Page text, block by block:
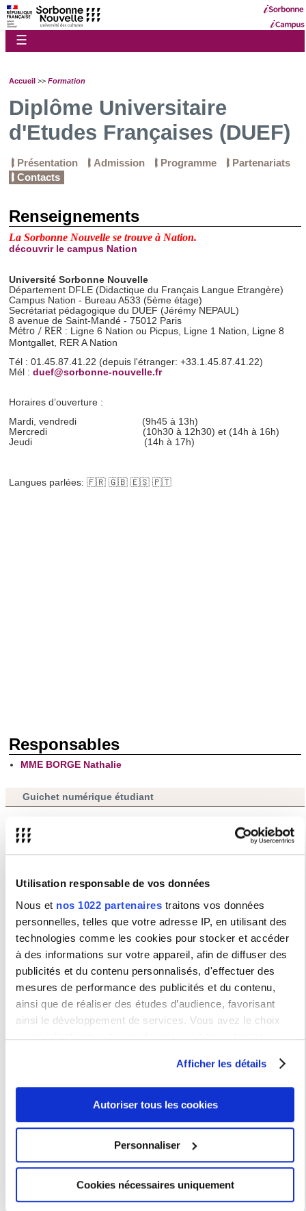
Utilisation responsable de vos données
Nous et nos 1022 partenaires traitons vos données
personnelles, telles que votre adresse IP, en utilisant des
technologies comme les cookies pour stocker et accéder
à des informations sur votre appareil, afin de diffuser des
publicités et du contenu personnalisés, d'effectuer des
mesures de performance des publicités et du contenu,
ainsi que de réaliser des études d’audience, favorisant
ainsi le développement de services. Vous avez le choix
quant à l'utilisation de vos données et à leurs finalités.
moment en consultant la Déclaration relative aux cookies
ou en cliquant sur l'icône de confidentialité.
Si vous le permettez, nous aimerions également :
géographique qui peuvent être précises à plusieurs
mètres près
Identifier votre appareil en l'analysant activement
pour en relever les caractéristiques spécifiques
Afficher les détails
Autoriser tous les cookies
Personnaliser
Cookies nécessaires uniquement
☰
Accueil >> Formation
Diplôme Universitaire
d'Etudes Françaises (DUEF)
Présentation Admission Programme
Partenariats
Contacts
Renseignements
La Sorbonne Nouvelle se trouve à Nation.
découvrir le campus Nation
Université Sorbonne Nouvelle
Département DFLE (Didactique du Français Langue Etrangère)
Campus Nation - Bureau A533 (5ème étage)
Secrétariat pédagogique du DUEF (Jérémy NEPAUL)
8 avenue de Saint-Mandé - 75012 Paris
Métro / RER : Ligne 6 Nation ou Picpus, Ligne 1 Nation, Ligne 8
Montgallet, RER A Nation
Tél : 01.45.87.41.22 (depuis l'étranger: +33.1.45.87.41.22)
Mél : duef@sorbonne-nouvelle.fr
Horaires d’ouverture :
Mardi, vendredi
(9h45 à 13h)
Mercredi (10h30 à 12h30) et (14h à 16h)
Jeudi (14h à 17h)
Langues parlées: 🇫🇷 🇬🇧 🇪🇸 🇵🇹
Responsables
MME BORGE Nathalie
Guichet numérique étudiant
Sorbonne Nouvelle,
puis saisissez votre demande.
Vous trouverez des explications et de l'aidesur cette page.
Renseignements :
Département : Didactique du Français Langue Etrangère (DFLE)
CAMPUS NATION
8 avenue de Saint-Mandé
75012 Paris
Sur Internet
Campus Nation
La Sorbonne Nouvelle se trouve désormais sur le nouveau Campus